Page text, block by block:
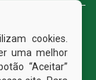
cookies.
uma melhor
“Aceitar”